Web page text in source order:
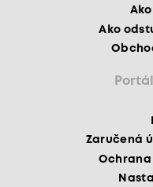
Ako
Zaručená
Ochrana